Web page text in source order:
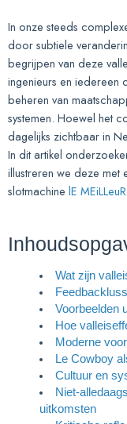
In onze steeds
door subtiele
begrijpen van deze
ingenieurs en iedereen
beheren van
systemen. Hoewel het
dagelijks zichtbaar in
In dit artikel
illustreren we deze
slotmachine lE
Wat zijn
Voorbeelden
Hoe
Moderne
Le Cowboy
Cultuur en
Niet-
uitkomsten